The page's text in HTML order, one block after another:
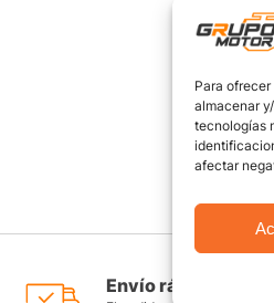
Para
almacenar
tecnologías
afectar
Envío rápido y